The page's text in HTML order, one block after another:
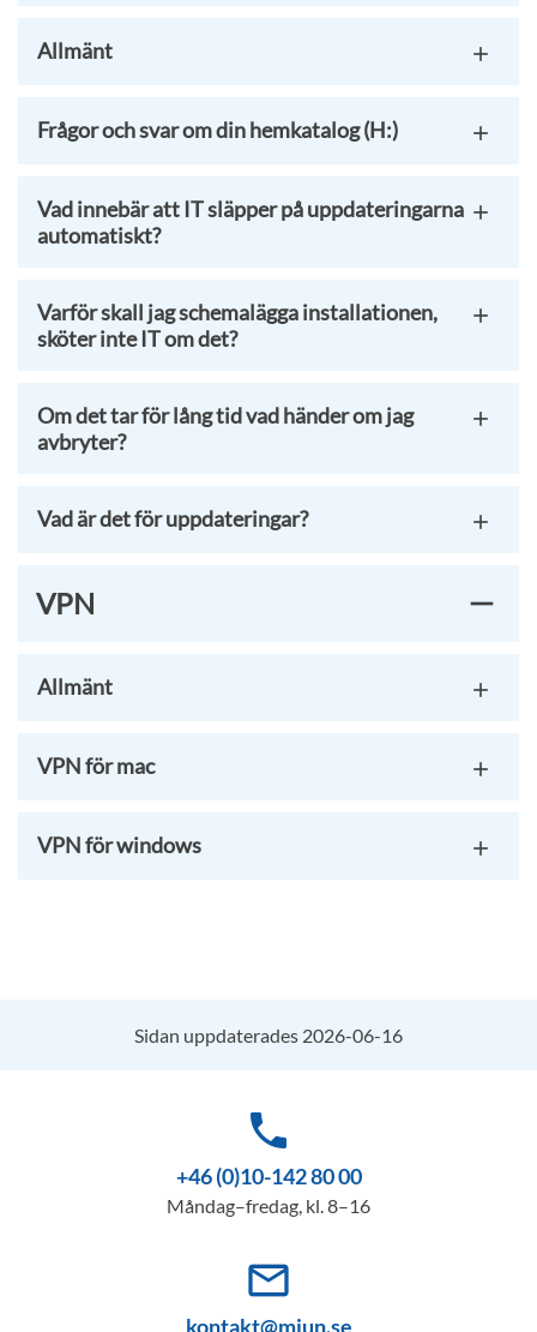
Allmänt
Frågor och svar om din hemkatalog (H:)
Vad innebär att IT släpper på uppdateringarna
automatiskt?
Varför skall jag schemalägga installationen,
sköter inte IT om det?
Om det tar för lång tid vad händer om jag
avbryter?
Vad är det för uppdateringar?
VPN
Allmänt
VPN för mac
VPN för windows
Sidan uppdaterades 2026-06-16
phone
+46 (0)10-142 80 00
Måndag–fredag, kl. 8–16
mail_outline
kontakt@miun.se